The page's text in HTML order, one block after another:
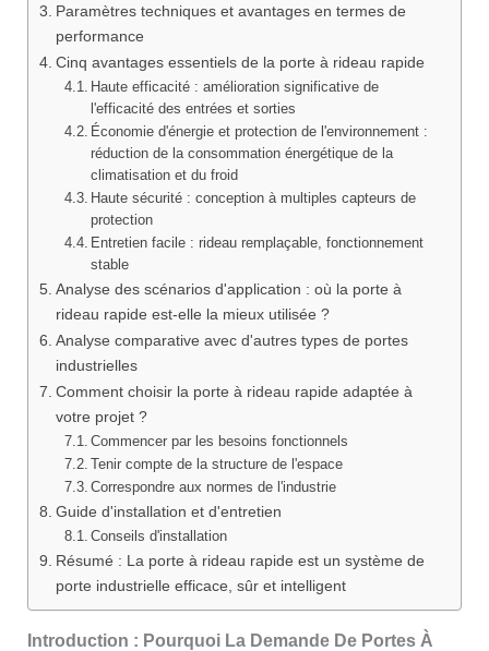
Paramètres techniques et avantages en termes de
performance
Cinq avantages essentiels de la porte à rideau rapide
Haute efficacité : amélioration significative de
l'efficacité des entrées et sorties
Économie d'énergie et protection de l'environnement :
réduction de la consommation énergétique de la
climatisation et du froid
Haute sécurité : conception à multiples capteurs de
protection
Entretien facile : rideau remplaçable, fonctionnement
stable
Analyse des scénarios d'application : où la porte à
rideau rapide est-elle la mieux utilisée ?
Analyse comparative avec d'autres types de portes
industrielles
Comment choisir la porte à rideau rapide adaptée à
votre projet ?
Commencer par les besoins fonctionnels
Tenir compte de la structure de l'espace
Correspondre aux normes de l'industrie
Guide d'installation et d'entretien
Conseils d'installation
Résumé : La porte à rideau rapide est un système de
porte industrielle efficace, sûr et intelligent
Introduction : Pourquoi La Demande De Portes À